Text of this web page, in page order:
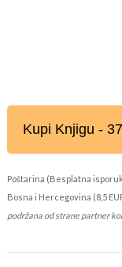
Kupi Knjigu -
Poštarina (Besplatna
Bosna i Hercegovina (8,5
podržana od strane partner